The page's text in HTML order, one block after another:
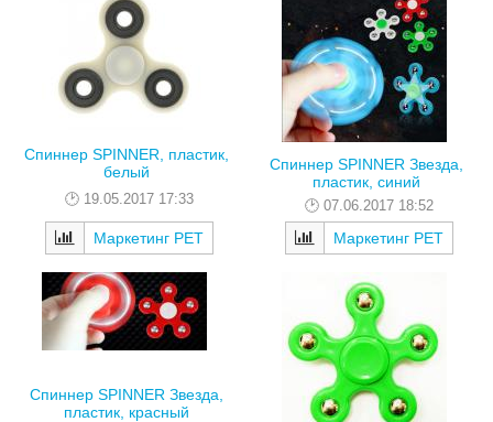
Спиннер SPINNER, пластик,
белый
19.05.2017 17:33
Маркетинг РЕТ
Спиннер SPINNER Звезда,
пластик, синий
07.06.2017 18:52
Маркетинг РЕТ
Спиннер SPINNER Звезда,
пластик, красный